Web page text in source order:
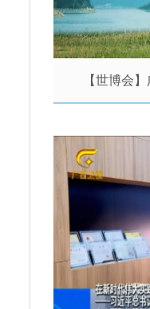
【世博会